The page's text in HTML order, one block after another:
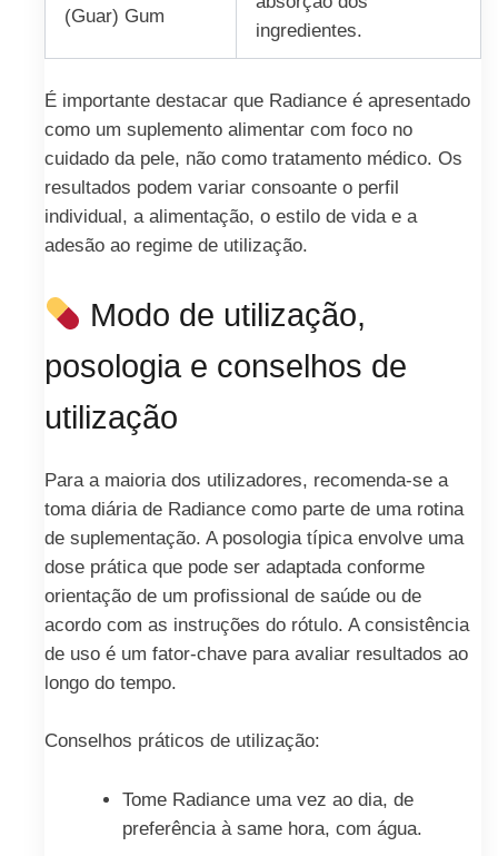
(Guar) Gum
ingredientes.
É importante destacar que Radiance é apresentado
como um suplemento alimentar com foco no
cuidado da pele, não como tratamento médico. Os
resultados podem variar consoante o perfil
individual, a alimentação, o estilo de vida e a
adesão ao regime de utilização.
Modo de utilização,
posologia e conselhos de
utilização
Para a maioria dos utilizadores, recomenda-se a
toma diária de Radiance como parte de uma rotina
de suplementação. A posologia típica envolve uma
dose prática que pode ser adaptada conforme
orientação de um profissional de saúde ou de
acordo com as instruções do rótulo. A consistência
de uso é um fator-chave para avaliar resultados ao
longo do tempo.
Conselhos práticos de utilização:
Tome Radiance uma vez ao dia, de
preferência à same hora, com água.